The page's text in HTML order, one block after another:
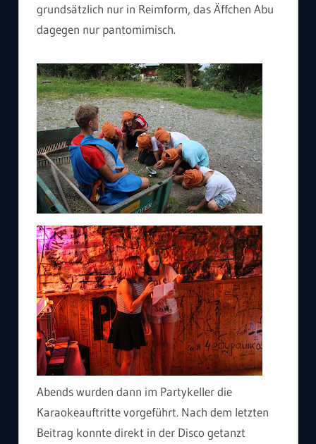
grundsätzlich nur in Reimform, das Äffchen Abu
dagegen nur pantomimisch.
Abends wurden dann im Partykeller die
Karaokeauftritte vorgeführt. Nach dem letzten
Beitrag konnte direkt in der Disco getanzt